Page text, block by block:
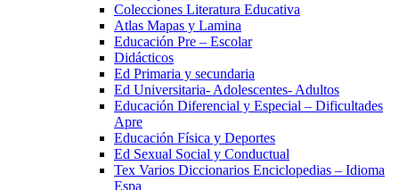
Colecciones Literatura Educativa
Atlas Mapas y Lamina
Educación Pre – Escolar
Didácticos
Ed Primaria y secundaria
Ed Universitaria- Adolescentes- Adultos
Educación Diferencial y Especial – Dificultades
Apre
Educación Física y Deportes
Ed Sexual Social y Conductual
Tex Varios Diccionarios Enciclopedias – Idioma
Espa